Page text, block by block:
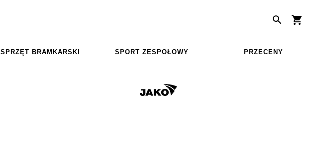
SPRZĘT BRAMKARSKI SPORT ZESPOŁOWY PRZECENY